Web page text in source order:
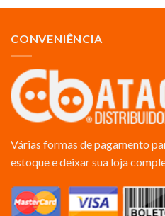
CONVENIÊNCIA
Várias formas de pagamento
estoque e deixar sua loja